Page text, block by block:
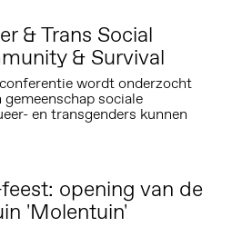
& Trans Social
& Survival
wordt onderzocht
sociale
en transgenders kunnen
opening van de
'Molentuin'